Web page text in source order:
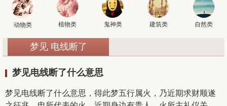
动物类 植物类 鬼神类 建筑类 自然类
梦见 电线断了
梦见电线断了什么意思
梦见电线断了什么意思，得此梦五行属火，乃近期求财顺遂